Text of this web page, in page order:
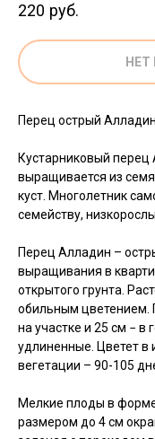
220 руб.
НЕТ
Перец острый
Кустарниковый перец
выращивается из
куст. Многолетник
семейству,
Перец Алладин –
выращивания в
открытого грунта.
обильным цветением.
на участке и 25 см − в
удлиненные. Цветет в
вегетации – 90-105
Мелкие плоды в
размером до 4 см